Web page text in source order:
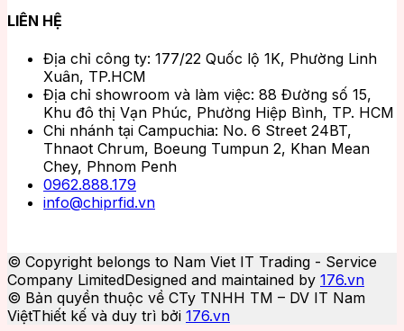
LIÊN HỆ
Địa chỉ công ty: 177/22 Quốc lộ 1K, Phường Linh
Xuân, TP.HCM
Địa chỉ showroom và làm việc: 88 Đường số 15,
Khu đô thị Vạn Phúc, Phường Hiệp Bình, TP. HCM
Chi nhánh tại Campuchia: No. 6 Street 24BT,
Thnaot Chrum, Boeung Tumpun 2, Khan Mean
Chey, Phnom Penh
0962.888.179
info@chiprfid.vn
© Copyright belongs to Nam Viet IT Trading - Service
Company LimitedDesigned and maintained by 176.vn
© Bản quyền thuộc về CTy TNHH TM – DV IT Nam
ViệtThiết kế và duy trì bởi 176.vn